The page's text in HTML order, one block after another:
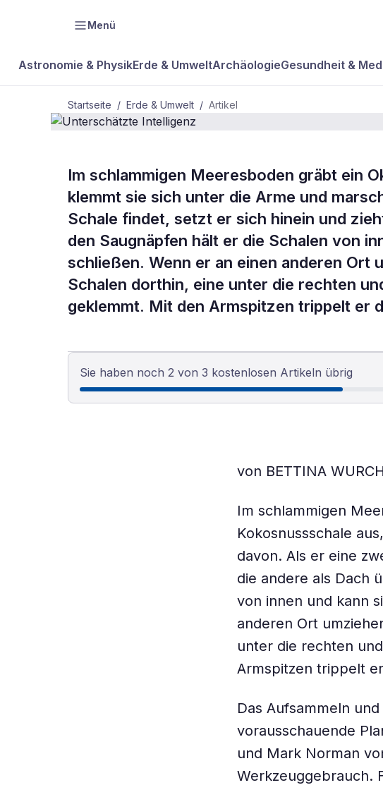
Menü
Astronomie & PhysikErde & UmweltArchäologieGesundheit &
Startseite / Erde & Umwelt / Artikel
BDW PlusERDE & UMWELT
Unterschätzte
Intelligenz
Im schlammigen Meeresboden gräbt ein
klemmt sie sich unter die Arme und
Schale findet, setzt er sich hinein und
den Saugnäpfen hält er die Schalen von
schließen. Wenn er an einen anderen Ort
Schalen dorthin, eine unter die rechten
geklemmt. Mit den Armspitzen trippelt er
Sie haben noch 2 von 3 kostenlosen Artikeln übrig
von BETTINA
Im schlammigen
Kokosnussschale
davon. Als er eine
die andere als Dach
von innen und kann
anderen Ort
unter die rechten
Armspitzen trippelt
Das Aufsammeln
vorausschauende
und Mark Norman
Werkzeuggebrauch.